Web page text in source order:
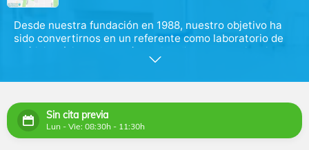
Desde nuestra fundación en 1988, nuestro objetivo ha
sido convertirnos en un referente como laboratorio de
análisis clínicos. Con más de 35 años de experiencia y
una reputación consolidada, Eurofins Megalab es hoy
Somos líderes nacionales en servicios, información,
gestión y ejecución de pruebas diagnósticas de análisis
clínicos y anatomía patológica. Además, lideramos la
gestión de laboratorios intra-Hospitalarios en todo el
Sin cita previa
Lun - Vie: 08:30h - 11:30h